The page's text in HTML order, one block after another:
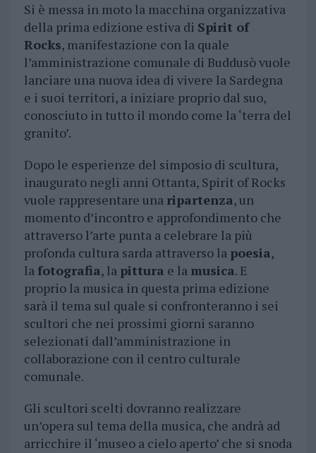
Si è messa in moto la macchina organizzativa
della prima edizione estiva di Spirit of
Rocks, manifestazione con la quale
l’amministrazione comunale di Buddusò vuole
lanciare una nuova idea di vivere la Sardegna
e i suoi territori, a iniziare proprio dal suo,
conosciuto in tutto il mondo come la ‘terra del
granito’.
Dopo le esperienze del simposio di scultura,
inaugurato negli anni Ottanta, Spirit of Rocks
vuole rappresentare una ripartenza, un
momento d’incontro e approfondimento che
attraverso l’arte punta a celebrare la più
profonda cultura sarda attraverso la poesia,
la fotografia, la pittura e la musica. E
proprio la musica in questa prima edizione
sarà il tema sul quale si confronteranno i sei
scultori che nei prossimi giorni saranno
selezionati dall’amministrazione in
collaborazione con il centro culturale
comunale.
Gli scultori scelti dovranno realizzare
un’opera sul tema della musica, che andrà ad
arricchire il ‘museo a cielo aperto’ che si snoda